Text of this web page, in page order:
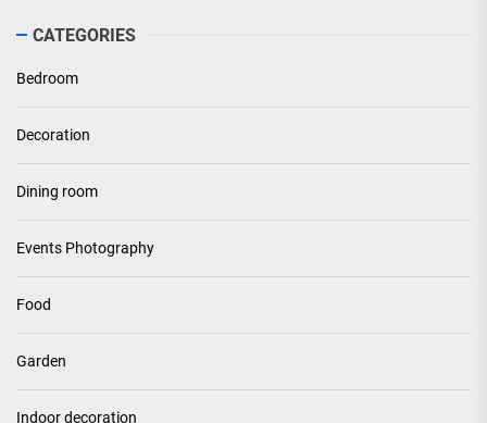
CATEGORIES
Bedroom
Decoration
Dining room
Events Photography
Food
Garden
Indoor decoration